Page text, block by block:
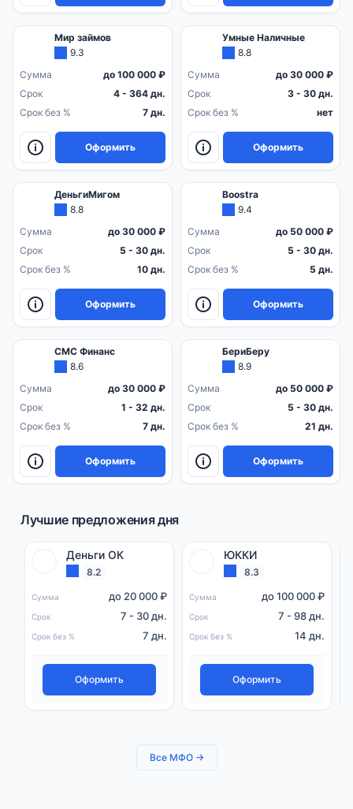
Мир займов
9.3
Сумма
до 100 000 ₽
Срок
4 - 364 дн.
Срок без %
7 дн.
Оформить
Умные Наличные
8.8
Сумма
до 30 000 ₽
Срок
3 - 30 дн.
Срок без %
нет
Оформить
ДеньгиМигом
8.8
Сумма
до 30 000 ₽
Срок
5 - 30 дн.
Срок без %
10 дн.
Оформить
Boostra
9.4
Сумма
до 50 000 ₽
Срок
5 - 30 дн.
Срок без %
5 дн.
Оформить
СМС Финанс
8.6
Сумма
до 30 000 ₽
Срок
1 - 32 дн.
Срок без %
7 дн.
Оформить
БериБеру
8.9
Сумма
до 50 000 ₽
Срок
5 - 30 дн.
Срок без %
21 дн.
Оформить
Лучшие предложения дня
Деньги ОК
8.2
Сумма до 20 000 ₽
Срок 7 - 30 дн.
Срок без % 7 дн.
Оформить
ЮККИ
8.3
Сумма до 100 000 ₽
Срок 7 - 98 дн.
Срок без % 14 дн.
Оформить
Все МФО →